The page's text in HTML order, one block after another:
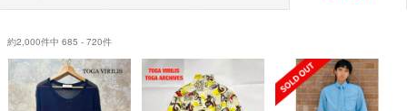
約2,000件中 685 - 720件